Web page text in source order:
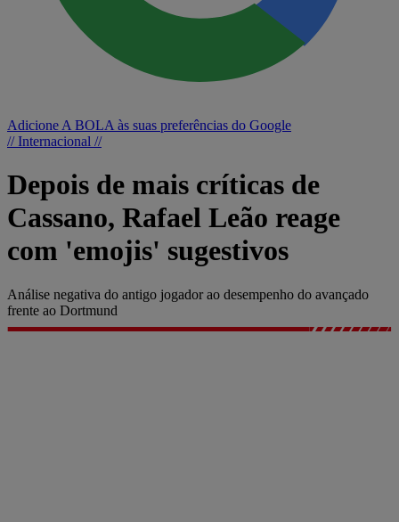
Adicione A BOLA às suas preferências do Google
// Internacional //
Depois de mais críticas de
Cassano, Rafael Leão reage
com 'emojis' sugestivos
Análise negativa do antigo jogador ao desempenho do avançado
frente ao Dortmund